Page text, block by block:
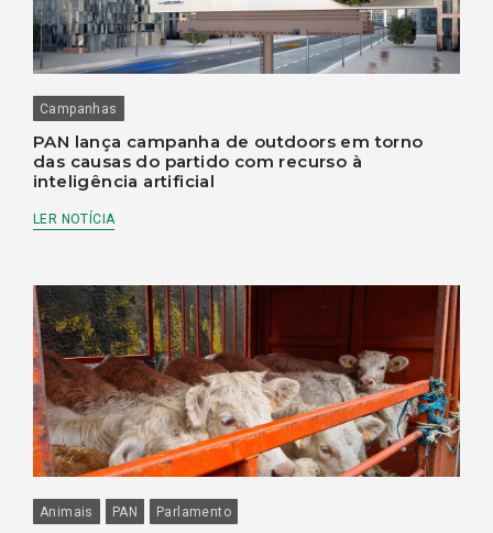
Campanhas
PAN lança campanha de outdoors em torno
das causas do partido com recurso à
inteligência artificial
LER NOTÍCIA
Animais PAN Parlamento